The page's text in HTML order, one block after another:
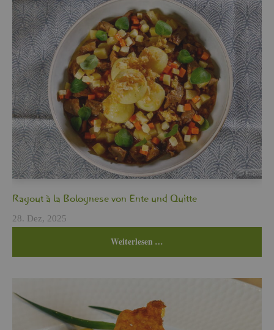
Ra­gout à la Bo­lo­gne­se von Ente und Quit­te
28. Dez, 2025
Wei­ter­le­sen …